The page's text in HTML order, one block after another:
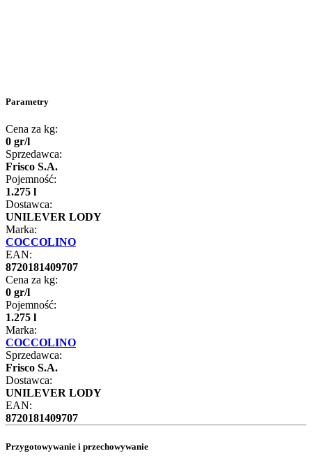
Parametry
Cena za kg:
0 gr/l
Sprzedawca:
Frisco S.A.
Pojemność:
1.275 l
Dostawca:
UNILEVER LODY
Marka:
COCCOLINO
EAN:
8720181409707
Cena za kg:
0 gr/l
Pojemność:
1.275 l
Marka:
COCCOLINO
Sprzedawca:
Frisco S.A.
Dostawca:
UNILEVER LODY
EAN:
8720181409707
Przygotowywanie i przechowywanie